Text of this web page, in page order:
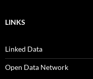
LINKS
Linked Data
Open Data Network